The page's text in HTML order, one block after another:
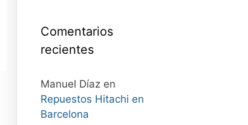
Comentarios
recientes
Manuel Díazen
Repuestos Hitachi en
Barcelona